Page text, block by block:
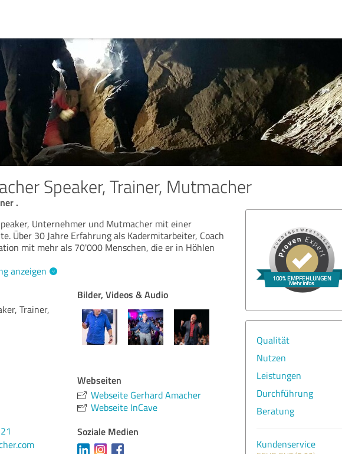
Speaker, Trainer, Mutmacher
.
Unternehmer und Mutmacher mit einer
Über 30 Jahre Erfahrung als Kadermitarbeiter, Coach
mit mehr als 70'000 Menschen, die er in Höhlen
anzeigen
Trainer,
Bilder, Videos & Audio
Webseiten
Webseite Gerhard Amacher
Webseite InCave
Soziale Medien
Qualität
Nutzen
Leistungen
Durchführung
Beratung
Kundenservice